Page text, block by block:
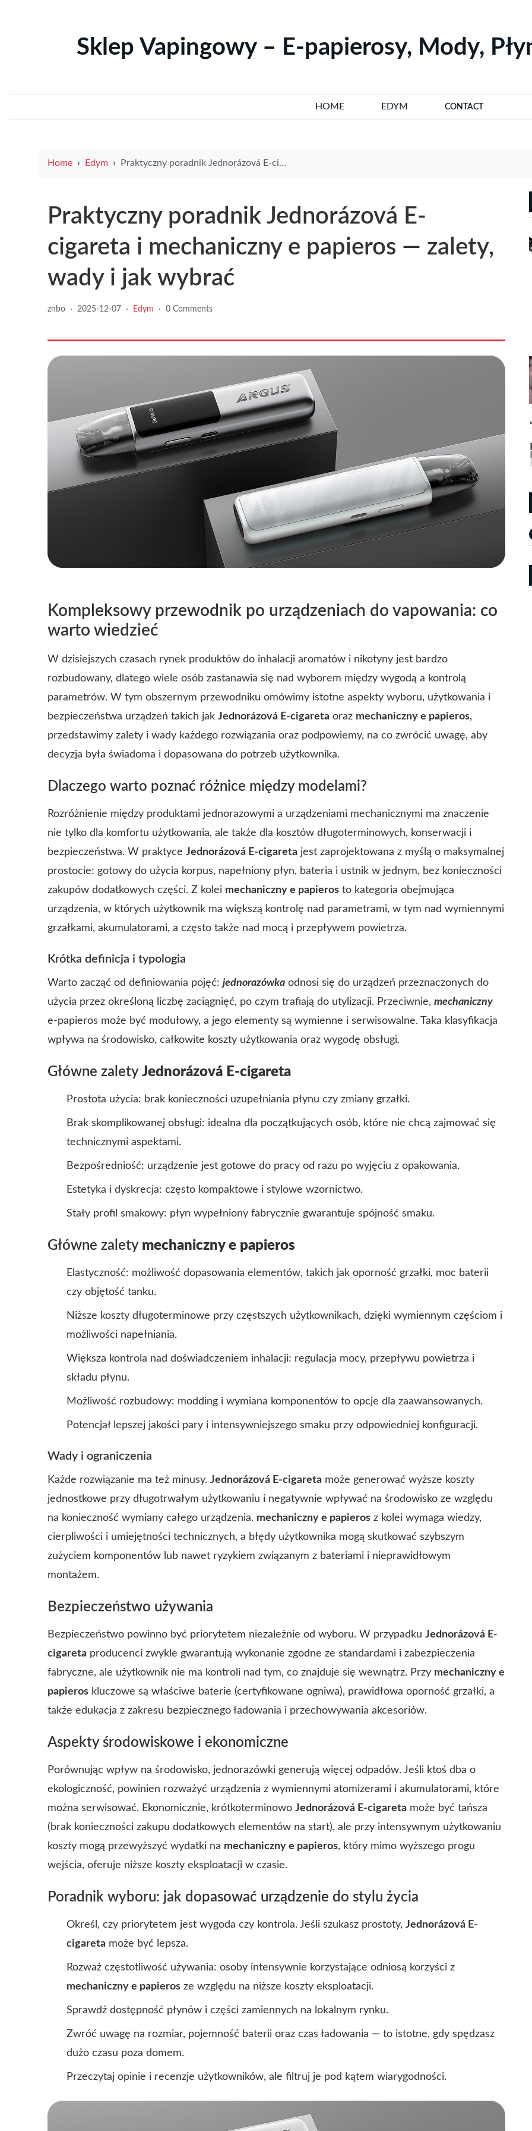
Sklep Vapingowy – E-papierosy, Mody,
HOME EDYM CONTACT
Home Edym Praktyczny poradnik Jednorázová E-cigareta i mechaniczny e papieros — zalety, wady i jak wybrać
Praktyczny poradnik Jednorázová E-
cigareta i mechaniczny e papieros — zalety,
wady i jak wybrać
znbo · 2025-12-07 · Edym · 0 Comments
Kompleksowy przewodnik po urządzeniach do vapowania: co
warto wiedzieć
W dzisiejszych czasach rynek produktów do inhalacji aromatów i nikotyny jest bardzo
rozbudowany, dlatego wiele osób zastanawia się nad wyborem między wygodą a kontrolą
parametrów. W tym obszernym przewodniku omówimy istotne aspekty wyboru, użytkowania i
bezpieczeństwa urządzeń takich jak Jednorázová E-cigareta oraz mechaniczny e papieros,
przedstawimy zalety i wady każdego rozwiązania oraz podpowiemy, na co zwrócić uwagę, aby
decyzja była świadoma i dopasowana do potrzeb użytkownika.
Dlaczego warto poznać różnice między modelami?
Rozróżnienie między produktami jednorazowymi a urządzeniami mechanicznymi ma znaczenie
nie tylko dla komfortu użytkowania, ale także dla kosztów długoterminowych, konserwacji i
bezpieczeństwa. W praktyce Jednorázová E-cigareta jest zaprojektowana z myślą o maksymalnej
prostocie: gotowy do użycia korpus, napełniony płyn, bateria i ustnik w jednym, bez konieczności
zakupów dodatkowych części. Z kolei mechaniczny e papieros to kategoria obejmująca
urządzenia, w których użytkownik ma większą kontrolę nad parametrami, w tym nad wymiennymi
grzałkami, akumulatorami, a często także nad mocą i przepływem powietrza.
Krótka definicja i typologia
Warto zacząć od definiowania pojęć: jednorazówka odnosi się do urządzeń przeznaczonych do
użycia przez określoną liczbę zaciągnięć, po czym trafiają do utylizacji. Przeciwnie, mechaniczny
e-papieros może być modułowy, a jego elementy są wymienne i serwisowalne. Taka klasyfikacja
wpływa na środowisko, całkowite koszty użytkowania oraz wygodę obsługi.
Główne zalety Jednorázová E-cigareta
Prostota użycia: brak konieczności uzupełniania płynu czy zmiany grzałki.
Brak skomplikowanej obsługi: idealna dla początkujących osób, które nie chcą zajmować się
technicznymi aspektami.
Bezpośredniość: urządzenie jest gotowe do pracy od razu po wyjęciu z opakowania.
Estetyka i dyskrecja: często kompaktowe i stylowe wzornictwo.
Stały profil smakowy: płyn wypełniony fabrycznie gwarantuje spójność smaku.
Główne zalety mechaniczny e papieros
Elastyczność: możliwość dopasowania elementów, takich jak oporność grzałki, moc baterii
czy objętość tanku.
Niższe koszty długoterminowe przy częstszych użytkownikach, dzięki wymiennym częściom i
możliwości napełniania.
Większa kontrola nad doświadczeniem inhalacji: regulacja mocy, przepływu powietrza i
składu płynu.
Możliwość rozbudowy: modding i wymiana komponentów to opcje dla zaawansowanych.
Potencjał lepszej jakości pary i intensywniejszego smaku przy odpowiedniej konfiguracji.
Wady i ograniczenia
Każde rozwiązanie ma też minusy. Jednorázová E-cigareta może generować wyższe koszty
jednostkowe przy długotrwałym użytkowaniu i negatywnie wpływać na środowisko ze względu
na konieczność wymiany całego urządzenia. mechaniczny e papieros z kolei wymaga wiedzy,
cierpliwości i umiejętności technicznych, a błędy użytkownika mogą skutkować szybszym
zużyciem komponentów lub nawet ryzykiem związanym z bateriami i nieprawidłowym
montażem.
Bezpieczeństwo używania
Bezpieczeństwo powinno być priorytetem niezależnie od wyboru. W przypadku Jednorázová E-
cigareta producenci zwykle gwarantują wykonanie zgodne ze standardami i zabezpieczenia
fabryczne, ale użytkownik nie ma kontroli nad tym, co znajduje się wewnątrz. Przy mechaniczny e
papieros kluczowe są właściwe baterie (certyfikowane ogniwa), prawidłowa oporność grzałki, a
także edukacja z zakresu bezpiecznego ładowania i przechowywania akcesoriów.
Aspekty środowiskowe i ekonomiczne
Porównując wpływ na środowisko, jednorazówki generują więcej odpadów. Jeśli ktoś dba o
ekologiczność, powinien rozważyć urządzenia z wymiennymi atomizerami i akumulatorami, które
można serwisować. Ekonomicznie, krótkoterminowo Jednorázová E-cigareta może być tańsza
(brak konieczności zakupu dodatkowych elementów na start), ale przy intensywnym użytkowaniu
koszty mogą przewyższyć wydatki na mechaniczny e papieros, który mimo wyższego progu
wejścia, oferuje niższe koszty eksploatacji w czasie.
Poradnik wyboru: jak dopasować urządzenie do stylu życia
Określ, czy priorytetem jest wygoda czy kontrola. Jeśli szukasz prostoty, Jednorázová E-
cigareta może być lepsza.
Rozważ częstotliwość używania: osoby intensywnie korzystające odniosą korzyści z
mechaniczny e papieros ze względu na niższe koszty eksploatacji.
Sprawdź dostępność płynów i części zamiennych na lokalnym rynku.
Zwróć uwagę na rozmiar, pojemność baterii oraz czas ładowania — to istotne, gdy spędzasz
dużo czasu poza domem.
Przeczytaj opinie i recenzje użytkowników, ale filtruj je pod kątem wiarygodności.